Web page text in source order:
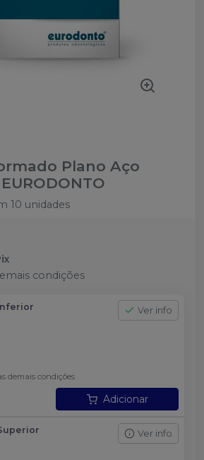
Plano Aço
EURODONTO
10 unidades
condições
Ver info
demais condições
Adicionar
Ver info